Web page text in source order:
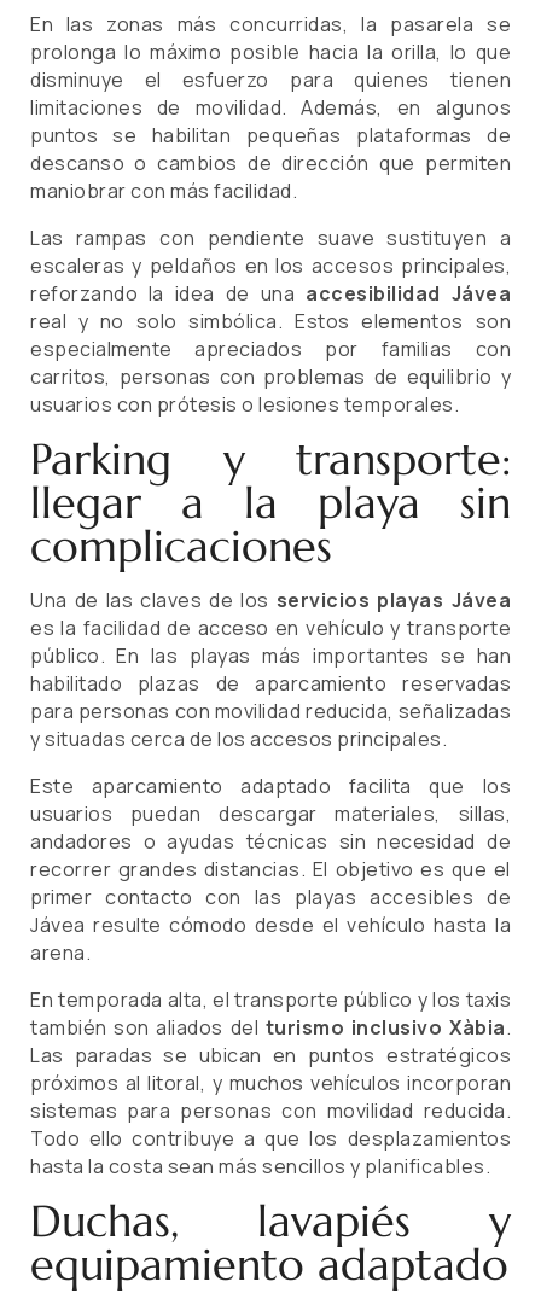
En las zonas más concurridas, la pasarela se
prolonga lo máximo posible hacia la orilla, lo que
disminuye el esfuerzo para quienes tienen
limitaciones de movilidad. Además, en algunos
puntos se habilitan pequeñas plataformas de
descanso o cambios de dirección que permiten
maniobrar con más facilidad.
Las rampas con pendiente suave sustituyen a
escaleras y peldaños en los accesos principales,
reforzando la idea de una accesibilidad Jávea
real y no solo simbólica. Estos elementos son
especialmente apreciados por familias con
carritos, personas con problemas de equilibrio y
usuarios con prótesis o lesiones temporales.
Parking y transporte:
llegar a la playa sin
complicaciones
Una de las claves de los servicios playas Jávea
es la facilidad de acceso en vehículo y transporte
público. En las playas más importantes se han
habilitado plazas de aparcamiento reservadas
para personas con movilidad reducida, señalizadas
y situadas cerca de los accesos principales.
Este aparcamiento adaptado facilita que los
usuarios puedan descargar materiales, sillas,
andadores o ayudas técnicas sin necesidad de
recorrer grandes distancias. El objetivo es que el
primer contacto con las playas accesibles de
Jávea resulte cómodo desde el vehículo hasta la
arena.
En temporada alta, el transporte público y los taxis
también son aliados del turismo inclusivo Xàbia.
Las paradas se ubican en puntos estratégicos
próximos al litoral, y muchos vehículos incorporan
sistemas para personas con movilidad reducida.
Todo ello contribuye a que los desplazamientos
hasta la costa sean más sencillos y planificables.
Duchas, lavapiés y
equipamiento adaptado